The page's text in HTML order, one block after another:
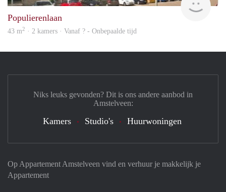
Populierenlaan
43 m2 · 2 kamers · Vanaf ? - Onbepaalde tijd
Op Appartement Amstelveen vind en verhuur je makkelijk je
Appartement
Niks leuks gevonden? Dit is ons andere aanbod in
Amstelveen:
Kamers Studio's Huurwoningen